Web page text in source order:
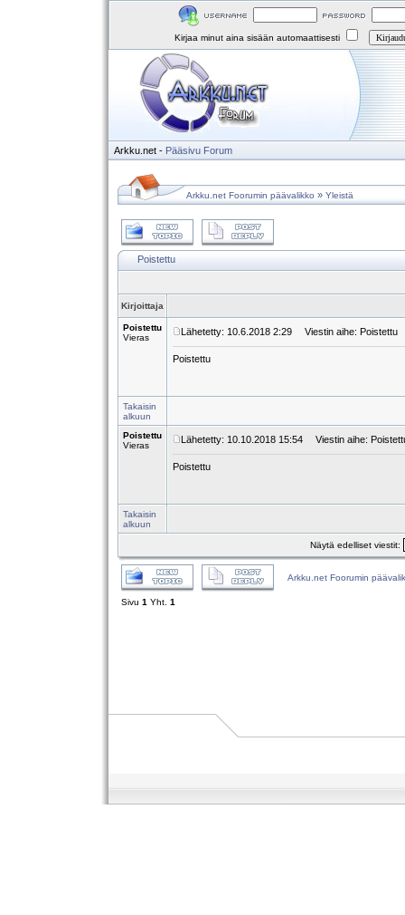
Kirjaa minut aina sisään automaattisesti
Arkku.net - Pääsivu Forum
Arkku.net Foorumin päävalikko » Yleistä
Poistettu
Kirjoittaja
Poistettu
Vieras
Lähetetty: 10.6.2018 2:29 Viestin aihe: Poistettu
Poistettu
Takaisin
alkuun
Poistettu
Vieras
Lähetetty: 10.10.2018 15:54 Viestin aihe:
Poistettu
Takaisin
alkuun
Näytä edelliset viestit:
Arkku.net Foorumin
Sivu 1 Yht. 1